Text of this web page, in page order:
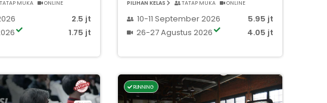
TATAP MUKA ONLINE
2.5 jt
1.75 jt
PILIHAN KELAS TATAP MUKA ONLINE
10-11 September 2026
5.95 jt
26-27 Agustus 2026
4.05 jt
RUNNING